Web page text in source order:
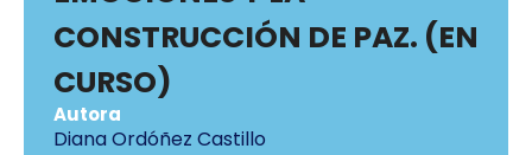
CONSTRUCCIÓN DE PAZ. (EN
CURSO)
Autora
Diana Ordóñez Castillo